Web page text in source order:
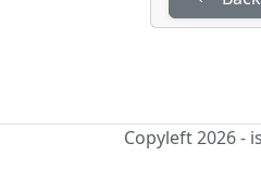
Copyleft 2026 -